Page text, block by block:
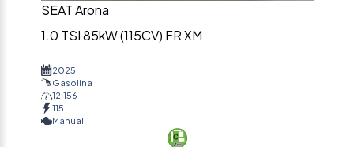
SEAT Arona
1.0 TSI 85kW (115CV) FR XM
2025
Gasolina
12.156
115
Manual